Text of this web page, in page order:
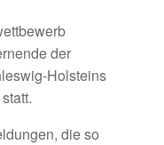
der
Holsteins
die so